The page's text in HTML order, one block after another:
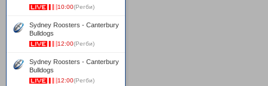
10:00(Регби)
Sydney Roosters - Canterbury
Bulldogs
12:00(Регби)
Sydney Roosters - Canterbury
Bulldogs
12:00(Регби)